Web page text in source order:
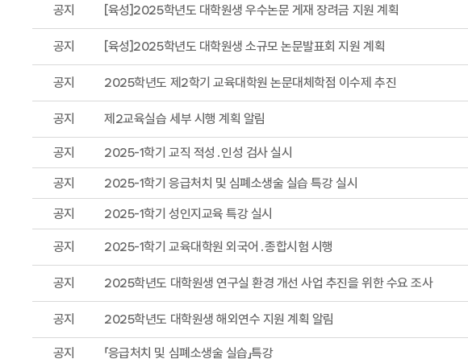
공지 [육성]2025학년도 대학원생 우수논문 게재 장려금 지원 계획
공지 [육성]2025학년도 대학원생 소규모 논문발표회 지원 계획
공지 2025학년도 제2학기 교육대학원 논문대체학점 이수제 추진
공지 제2교육실습 세부 시행 계획 알림
공지 2025-1학기 교직 적성․인성 검사 실시
공지
2025-1학기 응급처치 및 심폐소생술 실습 특강 실시
공지
2025-1학기 성인지교육 특강 실시
공지 2025-1학기 교육대학원 외국어․종합시험 시행
공지 2025학년도 대학원생 연구실 환경 개선 사업 추진을 위한 수요 조사
공지 2025학년도 대학원생 해외연수 지원 계획 알림
공지 「응급처치 및 심폐소생술 실습」특강